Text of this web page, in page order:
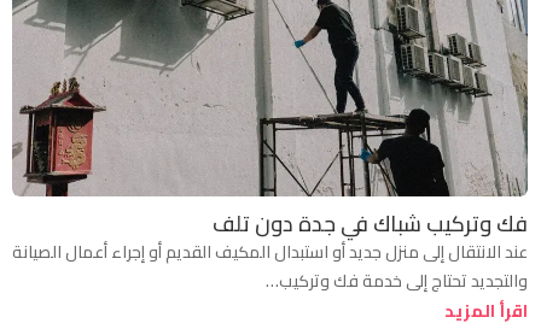
فك وتركيب شباك في جدة دون تلف
عند الانتقال إلى منزل جديد أو استبدال المكيف القديم أو إجراء أعمال الصيانة
والتجديد تحتاج إلى خدمة فك وتركيب…
اقرأ المزيد